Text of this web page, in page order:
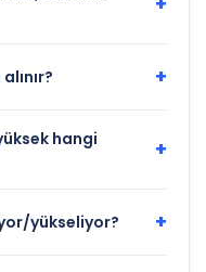
+
hangi
+
yükseliyor? +